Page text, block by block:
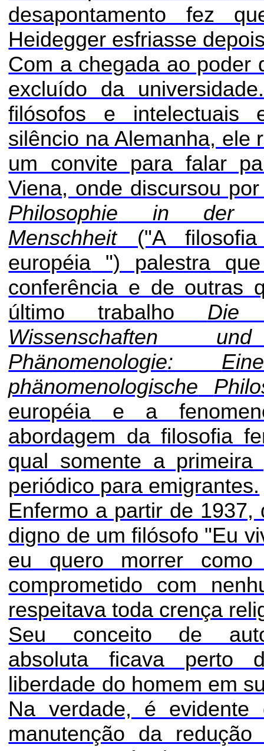
desapontamento fez
Heidegger esfriasse
Com a chegada ao poder
excluído da
filósofos e intelectuais
silêncio na Alemanha, ele
um convite para falar
Viena, onde discursou
Philosophie in
Menschheit("A filosofia
européia ") palestra
conferência e de outras
último trabalho
Wissenschaften
und
Phänomenologie: Eine
phänomenologische
européia e a
abordagem da filosofia
qual somente a
periódico para emigrantes.
Enfermo a partir de
digno de um filósofo "Eu
eu quero morrer
comprometido com
respeitava toda crença
Seu conceito de
absoluta ficava perto
liberdade do homem em
Na verdade, é evidente
manutenção da